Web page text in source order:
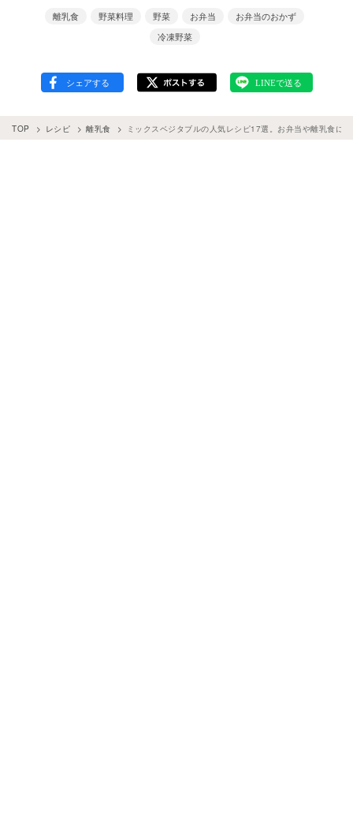
離乳食 野菜料理 野菜 お弁当
お弁当のおかず
冷凍野菜
TOP レシピ 離乳食 ミックスベジタブルの人気レシピ17選。お弁当や離乳食に